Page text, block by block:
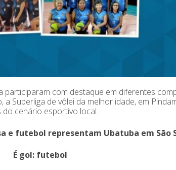
participaram com destaque em diferentes
a Superliga de vôlei da melhor idade, em
cenário esportivo local.
e futebol representam Ubatuba em São
É gol: futebol